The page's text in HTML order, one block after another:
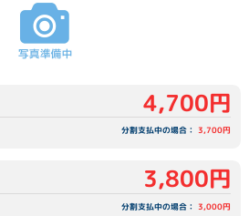
4,700円
分割支払中の場合：3,700円
3,800円
分割支払中の場合：3,000円